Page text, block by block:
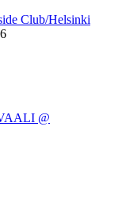
Club/Helsinki
@